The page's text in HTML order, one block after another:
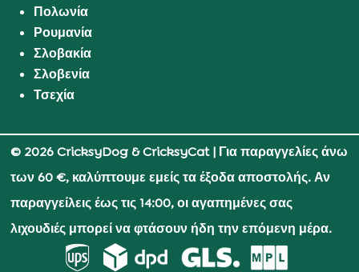
Πολωνία
Ρουμανία
Σλοβακία
Σλοβενία
Τσεχία
© 2026 CricksyDog & CricksyCat| Για παραγγελίες άνω
των 60 €, καλύπτουμε εμείς τα έξοδα αποστολής. Αν
παραγγείλεις έως τις 14:00, οι αγαπημένες σας
λιχουδιές μπορεί να φτάσουν ήδη την επόμενη μέρα.